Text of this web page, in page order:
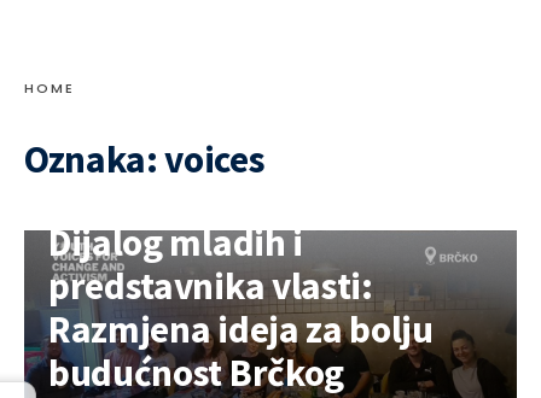
HOME
Oznaka:voices
Dijalog mladih i
predstavnika vlasti:
Razmjena ideja za bolju
budućnost Brčkog